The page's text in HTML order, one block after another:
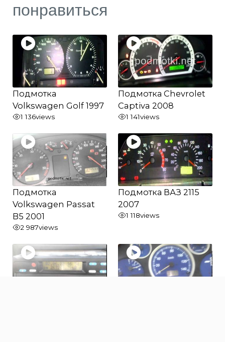
понравиться
Подмотка
Volkswagen Golf 1997
1 136views
Подмотка Chevrolet
Captiva 2008
1 141views
Подмотка
Volkswagen Passat
B5 2001
2 987views
Подмотка ВАЗ 2115
2007
1 118views